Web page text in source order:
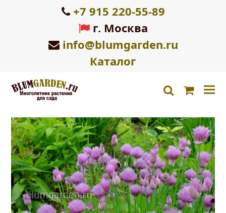
+7 915 220-55-89
г. Москва
info@blumgarden.ru
Каталог
search